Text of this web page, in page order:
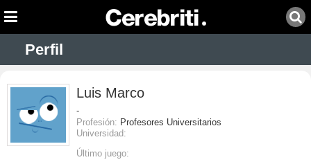
Perfil
Luis Marco
-
Profesión: Profesores Universitarios
Universidad:
Último juego: